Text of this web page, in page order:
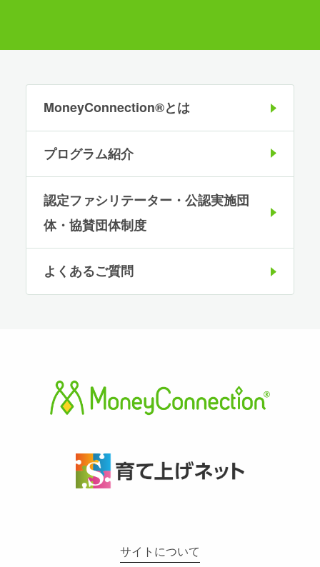
MoneyConnection®とは
プログラム紹介
認定ファシリテーター・公認実施団
体・協賛団体制度
よくあるご質問
サイトについて